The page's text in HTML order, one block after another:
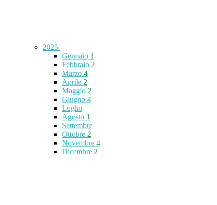
2025
Gennaio 1
Febbraio 2
Marzo 4
Aprile 2
Maggio 2
Giugno 4
Luglio
Agosto 1
Settembre
Ottobre 2
Novembre 4
Dicembre 2